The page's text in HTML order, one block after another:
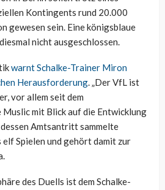
Kontingents rund 20.000
gewesen sein. Eine königsblaue
nicht ausgeschlossen.
warnt Schalke-Trainer Miron
Herausforderung. „Der VfL ist
vor allem seit dem
Muslic mit Blick auf die Entwicklung
Amtsantritt sammelte
elf Spielen und gehört damit zur
des Duells ist dem Schalke-